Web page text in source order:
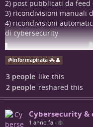
2) post pubblicati da
3) ricondivisioni manuali
4) ricondivisioni
di cybersecurity
NB: purtroppo i post
includono i cosiddetti
fatto delle pubblicità
elogiare i propri
manualmente, ma a
accorgiamo (e no:
possono rimanere on
che le testate che
@informapirata ⁂
3 people like this
2 people reshared this
Cybersecurity
1 anno fa •